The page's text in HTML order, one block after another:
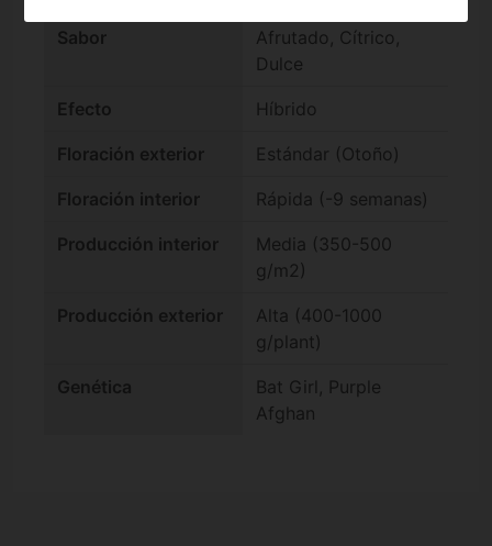
Sabor
Afrutado, Cítrico,
Dulce
Efecto Híbrido
Floración exterior Estándar (Otoño)
Floración interior Rápida (-9 semanas)
Producción interior
Media (350-500
g/m2)
Producción exterior
Alta (400-1000
g/plant)
Genética
Bat Girl, Purple
Afghan